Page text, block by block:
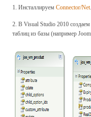
1. Инсталлируем Connector/Net.
2. В Visual Studio 2010
таблиц из базы (например